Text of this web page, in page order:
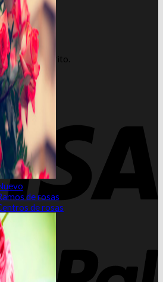
en el carrito.
de rosas
de rosas